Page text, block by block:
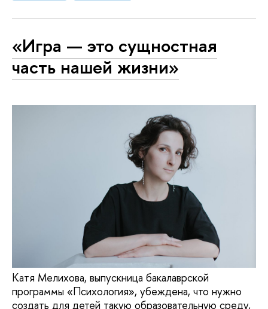
«Игра — это сущностная
часть нашей жизни»
Катя Мелихова, выпускница бакалаврской
программы «Психология», убеждена, что нужно
создать для детей такую образовательную среду,